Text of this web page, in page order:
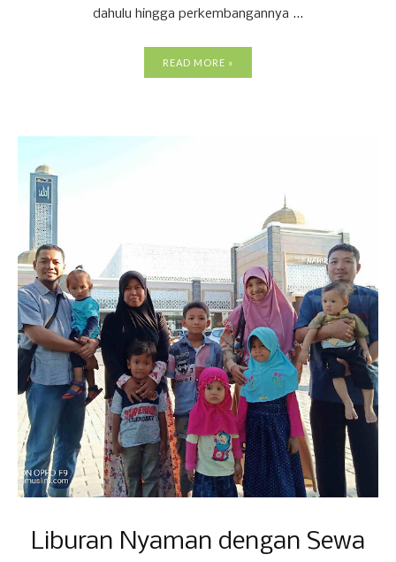
dahulu hingga perkembangannya ...
READ MORE »
Liburan Nyaman dengan Sewa